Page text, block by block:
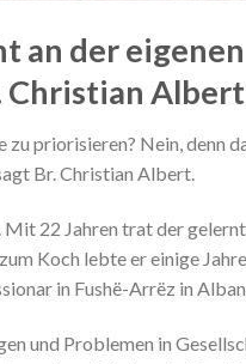
an der
Christian
priorisieren? Nein, denn
Br. Christian Albert.
22 Jahren trat der
Koch lebte er einige
in Fushë-Arrëz in
und Problemen in